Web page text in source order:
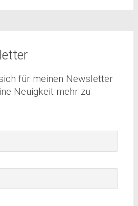
für meinen Newsletter
Neuigkeit mehr zu